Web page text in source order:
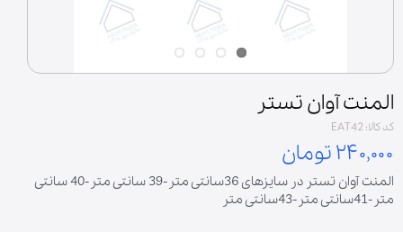
المنت آوان تستر
کد کالا: EAT42
۲۴۰,۰۰۰ تومان
المنت آوان تستر در سایزهای 36سانتی متر-39 سانتی متر-40 سانتی
متر-41سانتی متر-43سانتی متر